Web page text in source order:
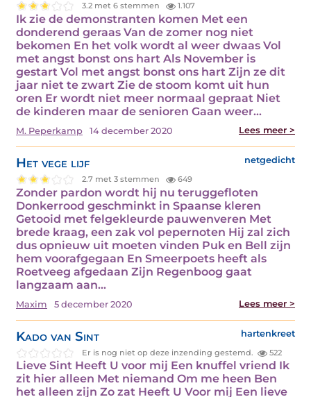
3.2 met 6 stemmen 1.107
Ik zie de demonstranten komen Met een
donderend geraas Van de zomer nog niet
bekomen En het volk wordt al weer dwaas Vol
met angst bonst ons hart Als November is
gestart Vol met angst bonst ons hart Zijn ze dit
jaar niet te zwart Zie de stoom komt uit hun
oren Er wordt niet meer normaal gepraat Niet
de kinderen maar de senioren Gaan weer…
M. Peperkamp 14 december 2020 Lees meer >
Het vege lijf netgedicht
2.7 met 3 stemmen 649
Zonder pardon wordt hij nu teruggefloten
Donkerrood geschminkt in Spaanse kleren
Getooid met felgekleurde pauwenveren Met
brede kraag, een zak vol pepernoten Hij zal zich
dus opnieuw uit moeten vinden Puk en Bell zijn
hem voorafgegaan En Smeerpoets heeft als
Roetveeg afgedaan Zijn Regenboog gaat
langzaam aan…
Maxim 5 december 2020 Lees meer >
Kado van Sint hartenkreet
Er is nog niet op deze inzending gestemd. 522
Lieve Sint Heeft U voor mij Een knuffel vriend Ik
zit hier alleen Met niemand Om me heen Ben
het alleen zijn Zo zat Heeft U Voor mij Een lieve